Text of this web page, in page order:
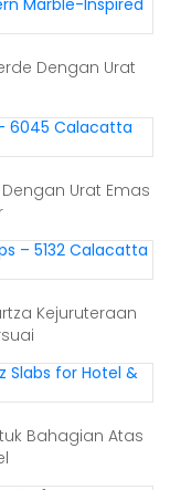
Dengan Urat
Urat Emas
Kejuruteraan
Bahagian Atas